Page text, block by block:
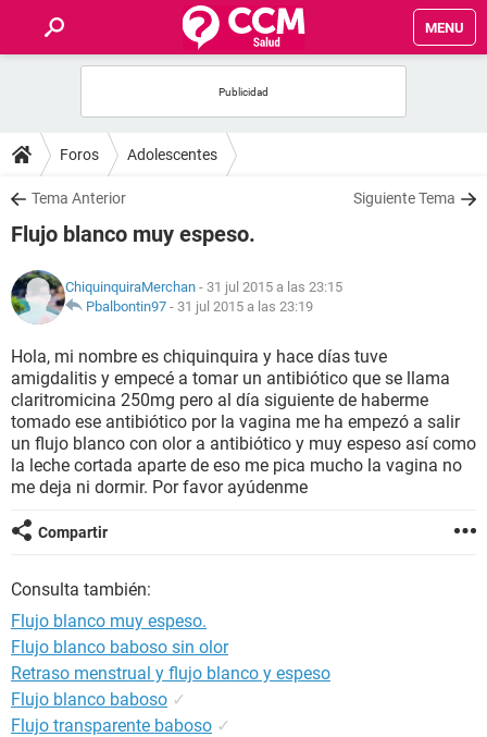
MENU
FOROS
SALUD
FAMILIA
NUTRICIÓN
BIENESTAR
SEXUALIDAD
GLOSARIO
Foros Adolescentes
Tema Anterior Siguiente Tema
Flujo blanco muy espeso.
ChiquinquiraMerchan - 31 jul 2015 a las 23:15
Pbalbontin97 - 31 jul 2015 a las 23:19
Hola, mi nombre es chiquinquira y hace días tuve
amigdalitis y empecé a tomar un antibiótico que se llama
claritromicina 250mg pero al día siguiente de haberme
tomado ese antibiótico por la vagina me ha empezó a salir
un flujo blanco con olor a antibiótico y muy espeso así como
la leche cortada aparte de eso me pica mucho la vagina no
me deja ni dormir. Por favor ayúdenme
Compartir
Consulta también:
Flujo blanco muy espeso.
Flujo blanco baboso sin olor
Retraso menstrual y flujo blanco y espeso
Flujo blanco baboso ✓
Flujo transparente baboso ✓